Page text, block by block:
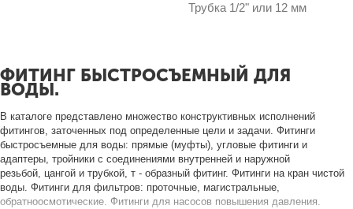
Трубка 1/2" или 12 мм
ФИТИНГ БЫСТРОСЪЕМНЫЙ ДЛЯ
ВОДЫ.
В каталоге представлено множество конструктивных исполнений
фитингов, заточенных под определенные цели и задачи. Фитинги
быстросъемные для воды: прямые (муфты), угловые фитинги и
адаптеры, тройники с соединениями внутренней и наружной
резьбой, цангой и трубкой, т - образный фитинг. Фитинги на кран чистой
воды. Фитинги для фильтров: проточные, магистральные,
обратноосмотические. Фитинги для насосов повышения давления.